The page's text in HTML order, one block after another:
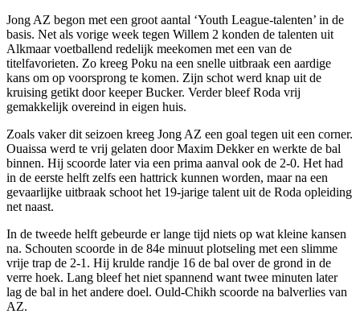
Jong AZ begon met een groot aantal ‘Youth League-talenten’ in de
basis. Net als vorige week tegen Willem 2 konden de talenten uit
Alkmaar voetballend redelijk meekomen met een van de
titelfavorieten. Zo kreeg Poku na een snelle uitbraak een aardige
kans om op voorsprong te komen. Zijn schot werd knap uit de
kruising getikt door keeper Bucker. Verder bleef Roda vrij
gemakkelijk overeind in eigen huis.
Zoals vaker dit seizoen kreeg Jong AZ een goal tegen uit een corner.
Ouaissa werd te vrij gelaten door Maxim Dekker en werkte de bal
binnen. Hij scoorde later via een prima aanval ook de 2-0. Het had
in de eerste helft zelfs een hattrick kunnen worden, maar na een
gevaarlijke uitbraak schoot het 19-jarige talent uit de Roda opleiding
net naast.
In de tweede helft gebeurde er lange tijd niets op wat kleine kansen
na. Schouten scoorde in de 84e minuut plotseling met een slimme
vrije trap de 2-1. Hij krulde randje 16 de bal over de grond in de
verre hoek. Lang bleef het niet spannend want twee minuten later
lag de bal in het andere doel. Ould-Chikh scoorde na balverlies van
AZ.